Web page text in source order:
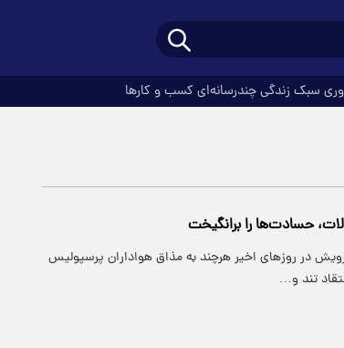
سبک زندگیچندرسانه‌ای کسب و کارها
حسادت‌ها را برانگیخت
در روزهای اخیر هرچند به مذاق هواداران پرسپولیس
تند و…